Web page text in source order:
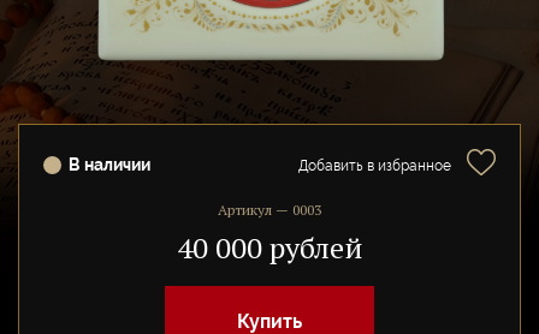
В наличии Добавить в избранное
Артикул — 0003
40 000 рублей
Купить